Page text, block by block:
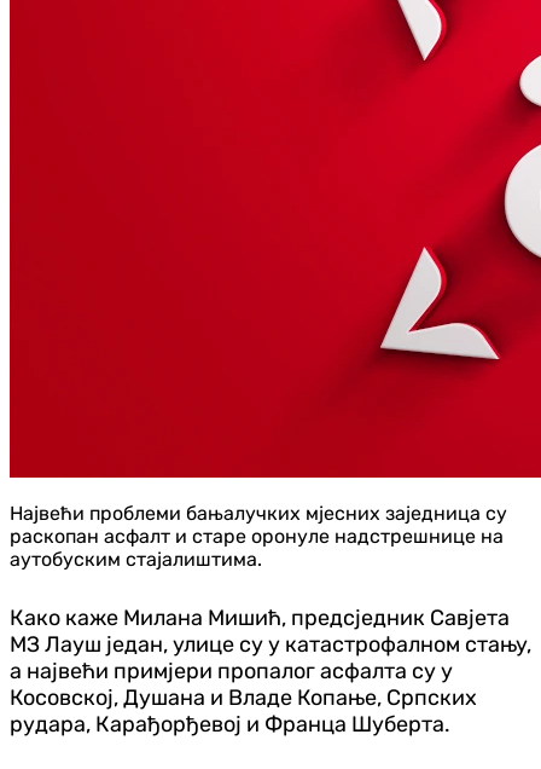
Највећи проблеми бањалучких мјесних заједница су
раскопан асфалт и старе оронуле надстрешнице на
аутобуским стајалиштима.
Како каже Милана Мишић, предсједник Савјета
МЗ Лауш један, улице су у катастрофалном стању,
а највећи примјери пропалог асфалта су у
Косовској, Душана и Владе Копање, Српских
рудара, Карађорђевој и Франца Шуберта.